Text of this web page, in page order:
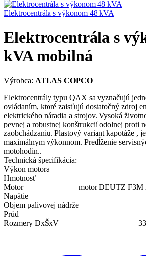
Elektrocentrála s výkonom 48 kVA
Elektrocentrála s
kVA mobilná
Výrobca: ATLAS COPCO
Elektrocentrály typu QAX sa vyznačujú
ovládaním, ktoré zaisťujú dostatočný zdroj
elektrického náradia a strojov. Vysoká
pevnej a robustnej konštrukcií odolnej proti
zaobchádzaniu. Plastový variant kapotáže ,
maximálnym výkonnom. Predĺženie
motohodin..
Technická špecifikácia:
Výkon motora
Hmotnosť
Motor
motor DEUTZ F3M
Napätie
Objem palivovej nádrže
Prúd
Rozmery DxŠxV